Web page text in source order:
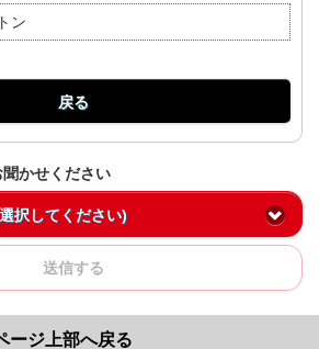
ン
戻る
かせください
択してください)
送信する
ージ上部へ戻る